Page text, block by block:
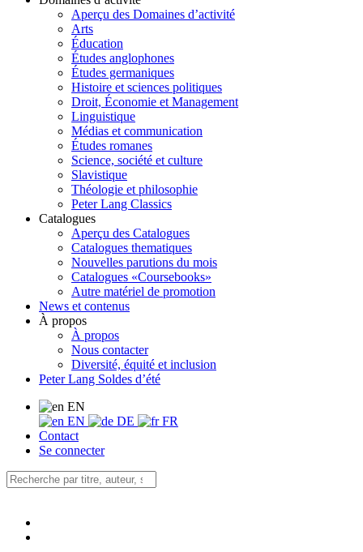
Aperçu des Domaines d’activité
Arts
Éducation
Études anglophones
Études germaniques
Histoire et sciences politiques
Droit, Économie et Management
Linguistique
Médias et communication
Études romanes
Science, société et culture
Slavistique
Théologie et philosophie
Peter Lang Classics
Catalogues
Aperçu des Catalogues
Catalogues thematiques
Nouvelles parutions du mois
Catalogues «Coursebooks»
Autre matériel de promotion
News et contenus
À propos
À propos
Nous contacter
Diversité, équité et inclusion
Peter Lang Soldes d’été
EN
EN
DE
FR
Contact
Se connecter